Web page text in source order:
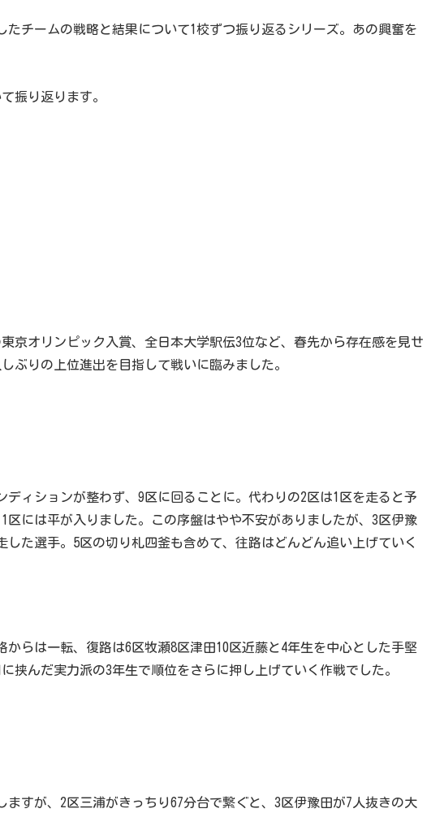
たチームの戦略と結果について1校ずつ振り返るシリーズ。あの興奮を
振り返ります。
京オリンピック入賞、全日本大学駅伝3位など、春先から存在感を見せ
ぶりの上位進出を目指して戦いに臨みました。
ディションが整わず、9区に回ることに。代わりの2区は1区を走ると予
区には平が入りました。この序盤はやや不安がありましたが、3区伊豫
した選手。5区の切り札四釜も含めて、往路はどんどん追い上げていく
からは一転、復路は6区牧瀬8区津田10区近藤と4年生を中心とした手堅
挟んだ実力派の3年生で順位をさらに押し上げていく作戦でした。
ますが、2区三浦がきっちり67分台で繋ぐと、3区伊豫田が7人抜きの大